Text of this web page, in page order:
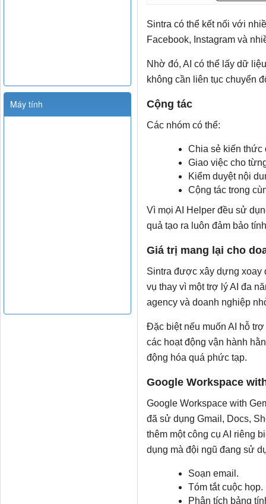
Sintra có thể kết nối với
Facebook, Instagram và
Nhờ đó, AI có thể lấy dữ
không cần liên tục chuyển
Cộng tác
Các nhóm có thể:
Chia sẻ kiến thức
Giao việc cho
Kiểm duyệt nội
Cộng tác trong
Vì mọi AI Helper đều sử
quả tạo ra luôn đảm bảo
Giá trị mang lại cho
Sintra được xây dựng xoay
vụ thay vì một trợ lý AI đa
agency và doanh nghiệp
Đặc biệt nếu muốn AI hỗ
các hoạt động vận hành
động hóa quá phức tạp.
Google Workspace
Google Workspace with
đã sử dụng Gmail, Docs,
thêm một công cụ AI riêng
dụng mà đội ngũ đang sử
Soạn email.
Tóm tắt cuộc họp.
Phân tích bảng
Máy tính